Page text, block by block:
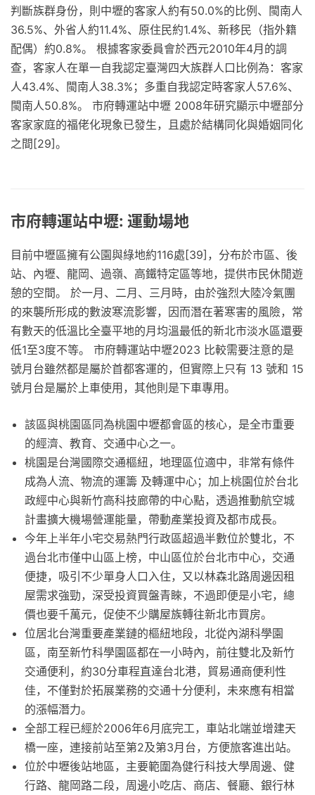
判斷族群身份，則中壢的客家人約有50.0%的比例、閩南人
36.5%、外省人約11.4%、原住民約1.4%、新移民（指外籍
配偶）約0.8%。 根據客家委員會於西元2010年4月的調
查，客家人在單一自我認定臺灣四大族群人口比例為：客家
人43.4%、閩南人38.3%；多重自我認定時客家人57.6%、
閩南人50.8%。 市府轉運站中壢 2008年研究顯示中壢部分
客家家庭的福佬化現象已發生，且處於結構同化與婚姻同化
之間[29]。
市府轉運站中壢: 運動場地
目前中壢區擁有公園與綠地約116處[39]，分布於市區、後
站、內壢、龍岡、過嶺、高鐵特定區等地，提供市民休閒遊
憩的空間。 於一月、二月、三月時，由於強烈大陸冷氣團
的來襲所形成的數波寒流影響，因而潛在著寒害的風險，常
有數天的低溫比全臺平地的月均溫最低的新北市淡水區還要
低1至3度不等。 市府轉運站中壢2023 比較需要注意的是
號月台雖然都是屬於首都客運的，但實際上只有 13 號和 15
號月台是屬於上車使用，其他則是下車專用。
該區與桃園區同為桃園中壢都會區的核心，是全市重要
的經濟、教育、交通中心之一。
桃園是台灣國際交通樞紐，地理區位適中，非常有條件
成為人流、物流的運籌 及轉運中心；加上桃園位於台北
政經中心與新竹高科技廊帶的中心點，透過推動航空城
計畫擴大機場營運能量，帶動產業投資及都市成長。
今年上半年小宅交易熱門行政區超過半數位於雙北，不
過台北市僅中山區上榜，中山區位於台北市中心，交通
便捷，吸引不少單身人口入住，又以林森北路周邊因租
屋需求強勁，深受投資買盤青睞，不過即便是小宅，總
價也要千萬元，促使不少購屋族轉往新北市買房。
位居北台灣重要產業鏈的樞紐地段，北從內湖科學園
區，南至新竹科學園區都在一小時內，前往雙北及新竹
交通便利，約30分車程直達台北港，貿易通商便利性
佳，不僅對於拓展業務的交通十分便利，未來應有相當
的漲幅潛力。
全部工程已經於2006年6月底完工，車站北端並增建天
橋一座，連接前站至第2及第3月台，方便旅客進出站。
位於中壢後站地區，主要範圍為健行科技大學周邊、健
行路、龍岡路二段，周邊小吃店、商店、餐廳、銀行林